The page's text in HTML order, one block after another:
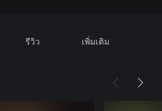
รีวิว เพิ่มเติม